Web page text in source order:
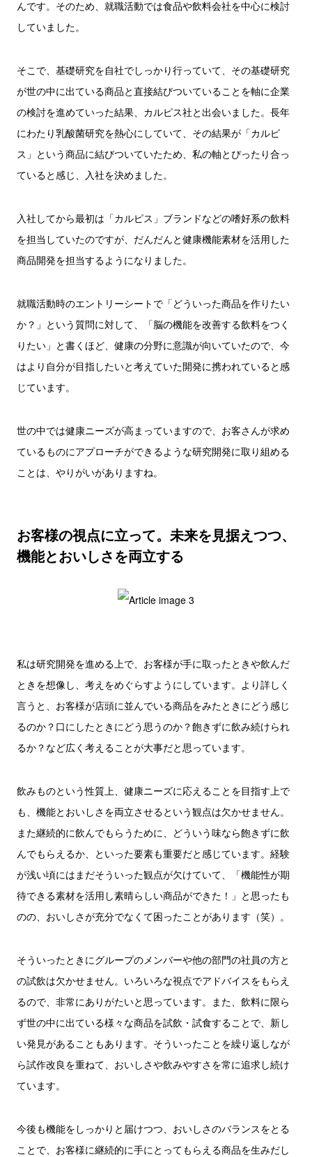
んです。そのため、就職活動では食品や飲料会社を中心に検討
していました。
そこで、基礎研究を自社でしっかり行っていて、その基礎研究
が世の中に出ている商品と直接結びついていることを軸に企業
の検討を進めていった結果、カルピス社と出会いました。長年
にわたり乳酸菌研究を熱心にしていて、その結果が「カルピ
ス」という商品に結びついていたため、私の軸とぴったり合っ
ていると感じ、入社を決めました。
入社してから最初は「カルピス」ブランドなどの嗜好系の飲料
を担当していたのですが、だんだんと健康機能素材を活用した
商品開発を担当するようになりました。
就職活動時のエントリーシートで「どういった商品を作りたい
か？」という質問に対して、「脳の機能を改善する飲料をつく
りたい」と書くほど、健康の分野に意識が向いていたので、今
はより自分が目指したいと考えていた開発に携われていると感
じています。
世の中では健康ニーズが高まっていますので、お客さんが求め
ているものにアプローチができるような研究開発に取り組める
ことは、やりがいがありますね。
お客様の視点に立って。未来を見据えつつ、
機能とおいしさを両立する
私は研究開発を進める上で、お客様が手に取ったときや飲んだ
ときを想像し、考えをめぐらすようにしています。より詳しく
言うと、お客様が店頭に並んでいる商品をみたときにどう感じ
るのか？口にしたときにどう思うのか？飽きずに飲み続けられ
るか？など広く考えることが大事だと思っています。
飲みものという性質上、健康ニーズに応えることを目指す上で
も、機能とおいしさを両立させるという観点は欠かせません。
また継続的に飲んでもらうために、どういう味なら飽きずに飲
んでもらえるか、といった要素も重要だと感じています。経験
が浅い頃にはまだそういった観点が欠けていて、「機能性が期
待できる素材を活用し素晴らしい商品ができた！」と思ったも
のの、おいしさが充分でなくて困ったことがあります（笑）。
そういったときにグループのメンバーや他の部門の社員の方と
の試飲は欠かせません。いろいろな視点でアドバイスをもらえ
るので、非常にありがたいと思っています。また、飲料に限ら
ず世の中に出ている様々な商品を試飲・試食することで、新し
い発見があることもあります。そういったことを繰り返しなが
ら試作改良を重ねて、おいしさや飲みやすさを常に追求し続け
ています。
今後も機能をしっかりと届けつつ、おいしさのバランスをとる
ことで、お客様に継続的に手にとってもらえる商品を生みだし